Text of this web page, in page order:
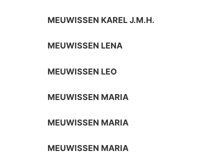
MEUWISSEN KAREL J.M.H.
MEUWISSEN LENA
MEUWISSEN LEO
MEUWISSEN MARIA
MEUWISSEN MARIA
MEUWISSEN MARIA